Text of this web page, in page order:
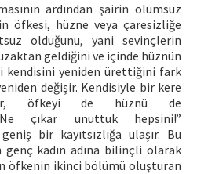
ardından şairin olumsuz
öfkesi, hüzne veya çaresizliğe
olduğunu, yani sevinçlerin
geldiğini ve içinde hüznün
kendisini yeniden ürettiğini fark
değişir. Kendisiyle bir kere
öfkeyi de hüznü de
çıkar unuttuk hepsini!”
bir kayıtsızlığa ulaşır. Bu
genç kadın adına bilinçli olarak
öfkenin ikinci bölümü oluşturan